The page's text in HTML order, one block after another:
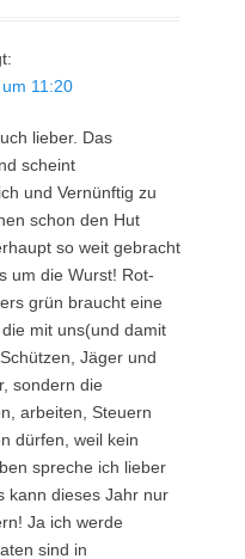
11:20
lieber. Das
scheint
und Vernünftig zu
schon den Hut
so weit gebracht
um die Wurst! Rot-
grün braucht eine
mit uns(und damit
Jäger und
sondern die
arbeiten, Steuern
dürfen, weil kein
spreche ich lieber
kann dieses Jahr nur
Ja ich werde
sind in